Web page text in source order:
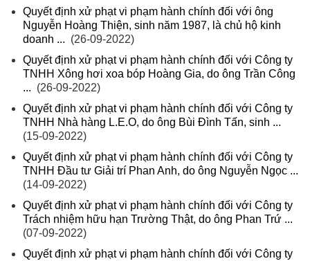
Quyết định xử phạt vi phạm hành chính đối với ông
Nguyễn Hoàng Thiện, sinh năm 1987, là chủ hộ kinh
doanh ... (26-09-2022)
Quyết định xử phạt vi phạm hành chính đối với Công ty
TNHH Xông hơi xoa bóp Hoàng Gia, do ông Trần Công
... (26-09-2022)
Quyết định xử phạt vi phạm hành chính đối với Công ty
TNHH Nhà hàng L.E.O, do ông Bùi Đình Tấn, sinh ...
(15-09-2022)
Quyết định xử phạt vi phạm hành chính đối với Công ty
TNHH Đầu tư Giải trí Phan Anh, do ông Nguyễn Ngọc ...
(14-09-2022)
Quyết định xử phạt vi phạm hành chính đối với Công ty
Trách nhiệm hữu hạn Trường Thật, do ông Phan Trứ ...
(07-09-2022)
Quyết định xử phạt vi phạm hành chính đối với Công ty